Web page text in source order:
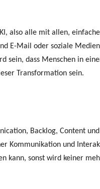
also alle mit allen,
E-Mail oder soziale
sein, dass Menschen in
Transformation sein.
Backlog, Content und
Kommunikation und
kann, sonst wird keiner